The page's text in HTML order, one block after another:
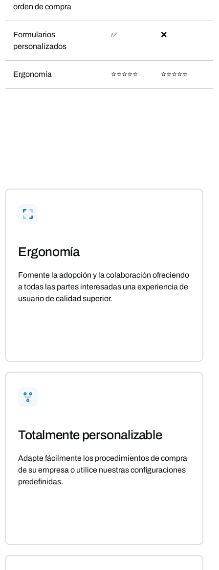
orden de compra
Formularios
personalizados
✅ ❌
Ergonomía ⭐️⭐️⭐️⭐️⭐️ ⭐️⭐️⭐️⭐️⭐️
Ergonomía
Fomente la adopción y la colaboración ofreciendo
a todas las partes interesadas una experiencia de
usuario de calidad superior.
Totalmente personalizable
Adapte fácilmente los procedimientos de compra
de su empresa o utilice nuestras configuraciones
predefinidas.